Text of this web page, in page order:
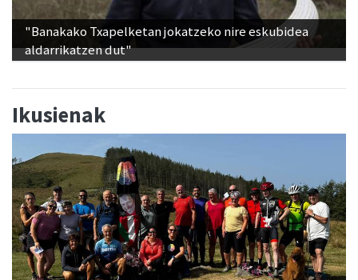
"Banakako Txapelketan jokatzeko nire eskubidea
aldarrikatzen dut"
Ikusienak